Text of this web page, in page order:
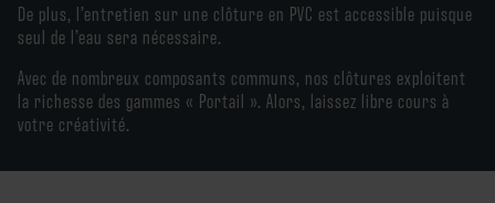
De plus, l’entretien sur une clôture en PVC est accessible puisque
seul de l’eau sera nécessaire.
Avec de nombreux composants communs, nos clôtures exploitent
la richesse des gammes « Portail ». Alors, laissez libre cours à
votre créativité.